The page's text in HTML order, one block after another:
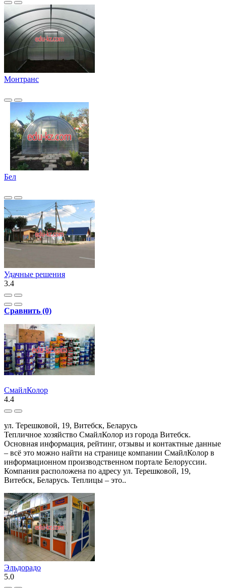
Монтранс
Бел
Удачные решения
3.4
Сравнить (0)
СмайлКолор
4.4
ул. Терешковой, 19, Витебск, Беларусь
Тепличное хозяйство СмайлКолор из города Витебск.
Основная информация, рейтинг, отзывы и контактные данные
– всё это можно найти на странице компании СмайлКолор в
информационном производственном портале Белоруссии.
Компания расположена по адресу ул. Терешковой, 19,
Витебск, Беларусь. Теплицы – это..
Эльдорадо
5.0